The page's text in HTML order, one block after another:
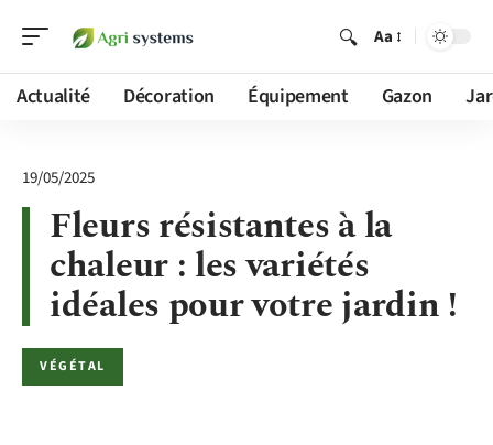
Aa
Actualité Décoration Équipement Gazon
19/05/2025
Fleurs résistantes à la
chaleur : les variétés
idéales pour votre jardin !
VÉGÉTAL